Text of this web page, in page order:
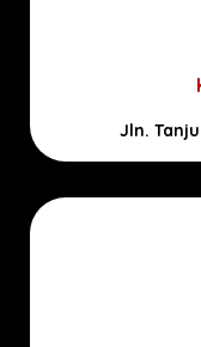
Jln.